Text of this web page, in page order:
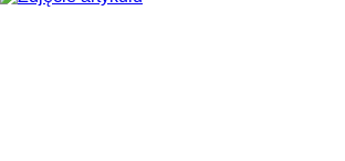
kosztować więcej niż myślisz.